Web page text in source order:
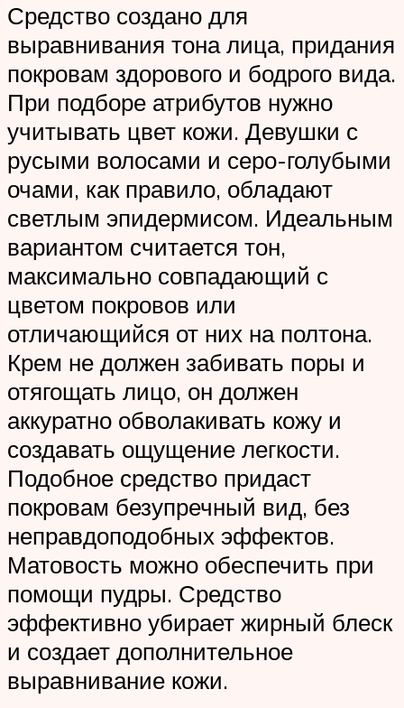
Средство создано для
выравнивания тона лица, придания
покровам здорового и бодрого вида.
При подборе атрибутов нужно
учитывать цвет кожи. Девушки с
русыми волосами и серо-голубыми
очами, как правило, обладают
светлым эпидермисом. Идеальным
вариантом считается тон,
максимально совпадающий с
цветом покровов или
отличающийся от них на полтона.
Крем не должен забивать поры и
отягощать лицо, он должен
аккуратно обволакивать кожу и
создавать ощущение легкости.
Подобное средство придаст
покровам безупречный вид, без
неправдоподобных эффектов.
Матовость можно обеспечить при
помощи пудры. Средство
эффективно убирает жирный блеск
и создает дополнительное
выравнивание кожи.